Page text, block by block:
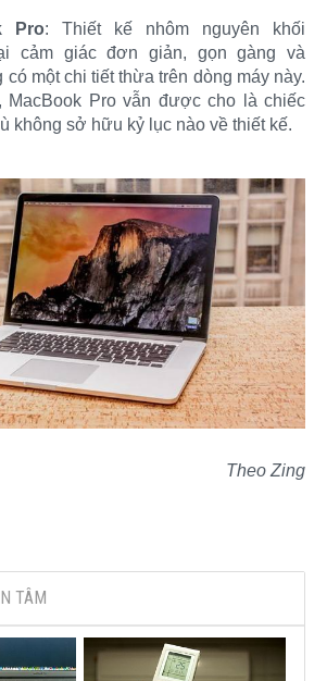
Pro: Thiết kế nhôm nguyên khối
cảm giác đơn giản, gọn gàng và
một chi tiết thừa trên dòng máy này.
MacBook Pro vẫn được cho là chiếc
không sở hữu kỷ lục nào về thiết kế.
Theo Zing
TÂM